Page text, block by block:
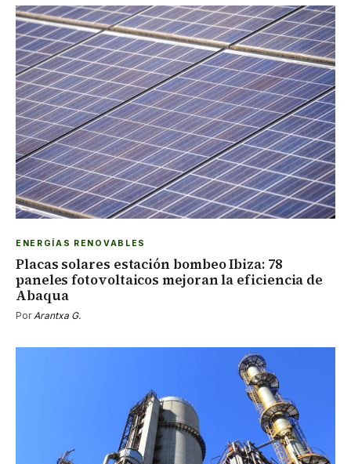
ENERGÍAS RENOVABLES
Placas solares estación bombeo Ibiza: 78
paneles fotovoltaicos mejoran la eficiencia de
Abaqua
Por Arantxa G.